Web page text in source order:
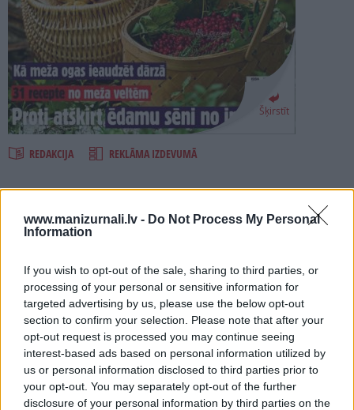
www.manizurnali.lv - Do Not Process My Personal
Information
If you wish to opt-out of the sale, sharing to third parties, or
processing of your personal or sensitive information for
targeted advertising by us, please use the below opt-out
section to confirm your selection. Please note that after your
opt-out request is processed you may continue seeing
interest-based ads based on personal information utilized by
us or personal information disclosed to third parties prior to
your opt-out. You may separately opt-out of the further
disclosure of your personal information by third parties on the
SEARCH
Šķirstīt
REDAKCIJA REKLĀMA IZDEVUMĀ
MEŽA GARŠA 2017
Žurnāla IEVAS MĀJA speciālizlaidums MEŽA GARŠA visiem,
kas ogo, sēņo un gatavo!
Žurnālā praktiskas ogošanas un sēņošanas kartes, 12 labākie
dzērveņu purvi un lāceņu vietas, kā arī padomi, kā atšķirt
indīgās sēnes no ēdamajām un kā ieaudzēt dārzā meža
ogas.
Vēl – 31 recepte no meža veltēm, sākot ar ogu desertiem,
beidzot ar sēņu ēdieniem.